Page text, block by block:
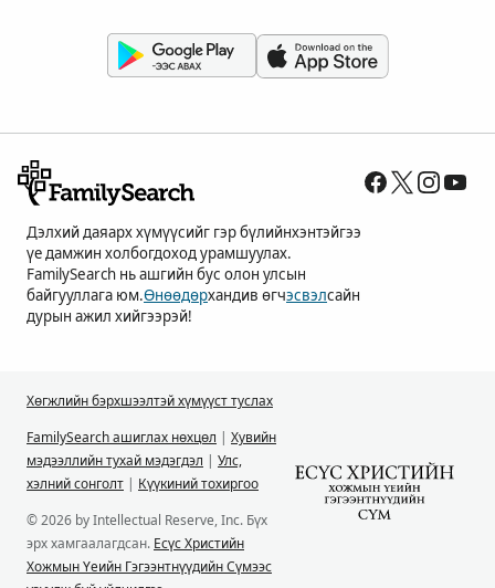
Дэлхий даяарх хүмүүсийг гэр бүлийнхэнтэйгээ
үе дамжин холбогдоход урамшуулах.
FamilySearch нь ашгийн бус олон улсын
байгууллага юм.Өнөөдөрхандив өгчэсвэлсайн
дурын ажил хийгээрэй!
Хөгжлийн бэрхшээлтэй хүмүүст туслах
FamilySearch ашиглах нөхцөл | Хувийн
мэдээллийн тухай мэдэгдэл | Улс,
хэлний сонголт | Күүкиний тохиргоо
© 2026 by Intellectual Reserve, Inc. Бүх
эрх хамгаалагдсан. Есүс Христийн
Хожмын Үеийн Гэгээнтнүүдийн Сүмээс